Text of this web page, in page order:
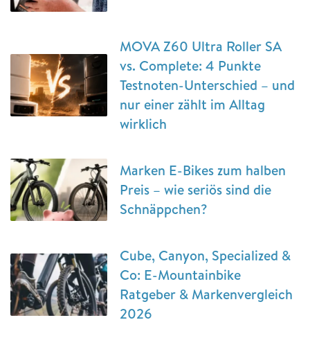
MOVA Z60 Ultra Roller SA
vs. Complete: 4 Punkte
Testnoten-Unterschied – und
nur einer zählt im Alltag
wirklich
Marken E-Bikes zum halben
Preis – wie seriös sind die
Schnäppchen?
Cube, Canyon, Specialized &
Co: E-Mountainbike
Ratgeber & Markenvergleich
2026